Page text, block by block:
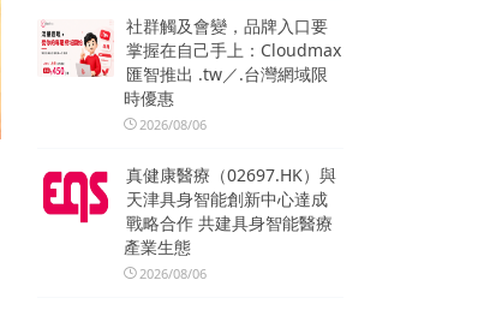
社群觸及會變，品牌入口要
掌握在自己手上：Cloudmax
匯智推出 .tw／.台灣網域限
時優惠
2026/08/06
真健康醫療（02697.HK）與
天津具身智能創新中心達成
戰略合作 共建具身智能醫療
產業生態
2026/08/06